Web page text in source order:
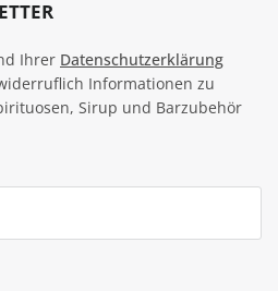
Ihrer Datenschutzerklärung
Informationen zu
Sirup und Barzubehör